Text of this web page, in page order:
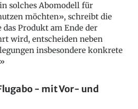
solches Abomodell für
möchten», schreibt die
Produkt am Ende der
wird, entscheiden neben
insbesondere konkrete
- mit Vor- und